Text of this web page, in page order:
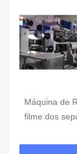
Máquina de
filme dos